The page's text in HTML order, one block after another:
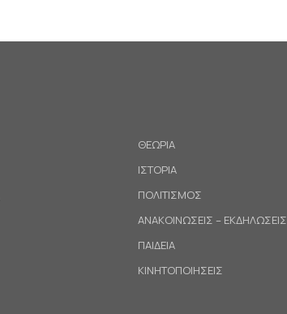
ΘΕΩΡΙΑ
ΙΣΤΟΡΙΑ
ΠΟΛΙΤΙΣΜΟΣ
ΑΝΑΚΟΙΝΩΣΕΙΣ – ΕΚΔΗΛΩΣΕΙΣ
ΠΑΙΔΕΙΑ
ΚΙΝΗΤΟΠΟΙΗΣΕΙΣ